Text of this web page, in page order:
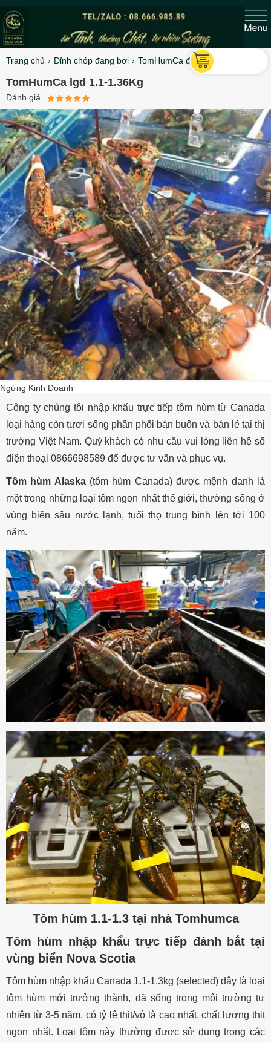
Trang chủ Đỉnh chóp đang bơi TomHumCa đang bơi
TomHumCa lgd 1.1-1.36Kg
Đánh giá
Ngừng Kinh Doanh
Công ty chúng tôi nhập khẩu trực tiếp tôm hùm từ Canada
loại hàng còn tươi sống phân phối bán buôn và bán lẻ tại thị
trường Việt Nam. Quý khách có nhu cầu vui lòng liên hệ số
điện thoại 0866698589 để được tư vấn và phục vụ.
Tôm hùm Alaska (tôm hùm Canada) được mệnh danh là
một trong những loại tôm ngon nhất thế giới, thường sống ở
vùng biển sâu nước lạnh, tuổi thọ trung bình lên tới 100
năm.
Tôm hùm 1.1-1.3 tại nhà Tomhumca
Tôm hùm nhập khẩu trực tiếp đánh bắt tại
vùng biển Nova Scotia
Tôm hùm nhập khẩu Canada 1.1-1.3kg (selected) đây là loại
tôm hùm mới trưởng thành, đã sống trong môi trường tự
nhiên từ 3-5 năm, có tỷ lệ thịt/vỏ là cao nhất, chất lượng thịt
ngon nhất. Loại tôm này thường được sử dụng trong các